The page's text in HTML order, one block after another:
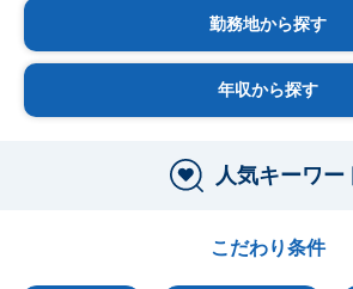
勤務地から探す
年収から探す
人気キーワー
こだわり条件